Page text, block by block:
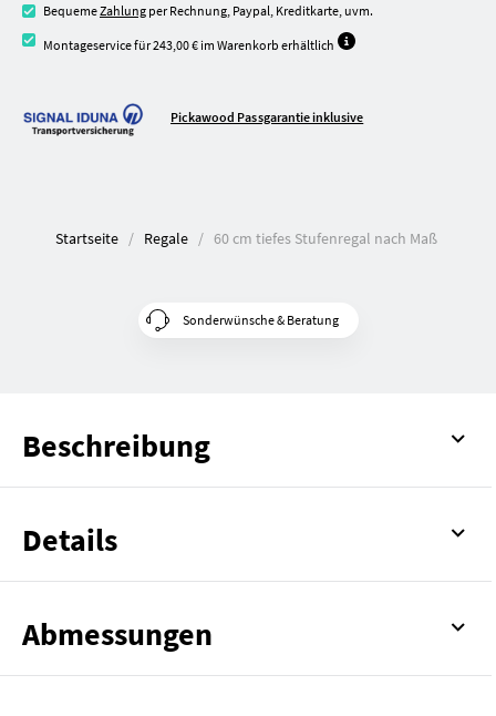
BequemeZahlung per Rechnung, Paypal, Kreditkarte, uvm.
Montageservice für 243,00 € im Warenkorb erhältlich
Pickawood Passgarantie inklusive
Startseite Regale 60 cm tiefes Stufenregal nach Maß
Sonderwünsche & Beratung
Beschreibung
Details
Abmessungen